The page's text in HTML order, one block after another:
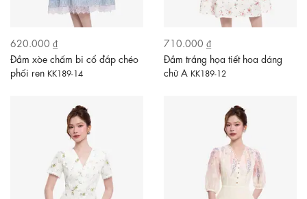
620.000 ₫
Đầm xòe chấm bi cổ đắp chéo
phối ren KK189-14
710.000 ₫
Đầm trắng họa tiết hoa dáng
chữ A KK189-12